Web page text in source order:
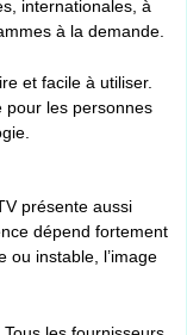
internationales, à
à la demande.
et facile à utiliser.
pour les personnes
présente aussi
dépend fortement
ou instable, l’image